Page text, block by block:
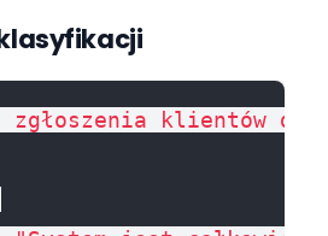
klientów do